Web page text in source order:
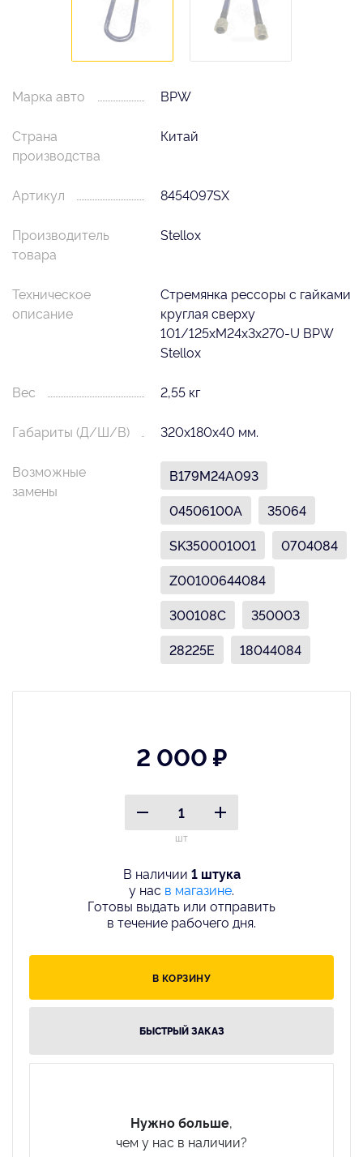
Марка авто BPW
Страна
производства
Китай
Артикул 8454097SX
Производитель
товара
Stellox
Техническое
описание
Стремянка рессоры с гайками
круглая сверху
101/125xM24x3x270-U BPW
Stellox
Вес 2,55 кг
Габариты (Д/Ш/В) 320х180х40 мм.
Возможные
замены
B179M24A093
04506100A
35064
SK350001001
0704084
Z00100644084
300108C
350003
28225E
18044084
2 000 ₽
шт
В наличии 1 штука
у нас в магазине.
Готовы выдать или отправить
в течение рабочего дня.
В КОРЗИНУ
БЫСТРЫЙ ЗАКАЗ
Нужно больше,
чем у нас в наличии?